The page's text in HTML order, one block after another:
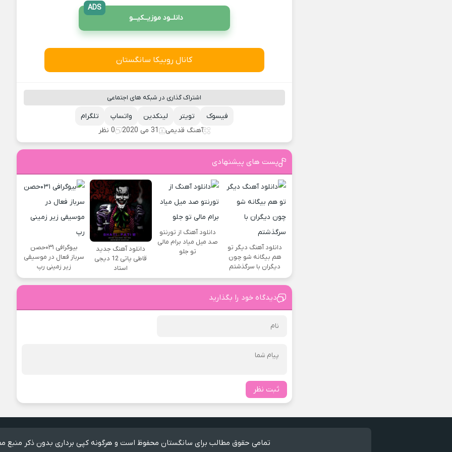
دانلــود موزیــکیـــو
ADS
کانال روبیکا سانگستان
اشتراک گذاری در شبکه های اجتماعی
تلگرام واتساپ لینکدین تویتر
فیسوک
آهنگ قدیمی
31 می 2020 0 نظر
پست های پیشنهادی
دانلود آهنگ دیگر تو
هم بیگانه شو چون
دیگران با سرگذشتم
دانلود آهنگ از تورنتو
صد میل میاد برام مالی
تو جلو
دانلود آهنگ جدید
قاطی پاتی 12 دیجی
استاد
بیوگرافی ۰۳۱حصن
سرباز فعال در موسیقی
زیر زمینی رپ
دیدگاه خود را بگذارید
ثبت نظر
تمامی حقوق مطالب برای سانگستان محفوظ است و هرگونه کپی برداری بدون ذکر منبع